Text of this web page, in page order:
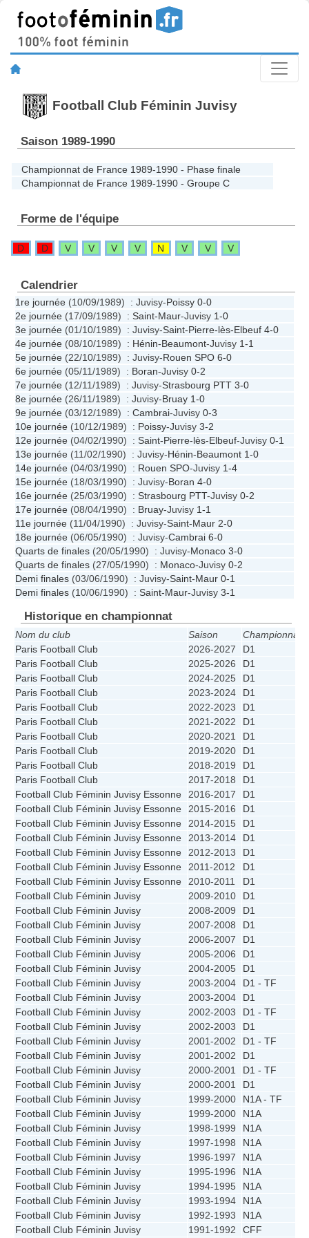
Football Club Féminin Juvisy
Saison 1989-1990
Championnat de France 1989-1990 - Phase finale
Championnat de France 1989-1990 - Groupe C
Forme de l'équipe
D D V V V V N V V V
Calendrier
1re journée (10/09/1989) : Juvisy-Poissy 0-0
2e journée (17/09/1989) : Saint-Maur-Juvisy 1-0
3e journée (01/10/1989) : Juvisy-Saint-Pierre-lès-Elbeuf 4-0
4e journée (08/10/1989) : Hénin-Beaumont-Juvisy 1-1
5e journée (22/10/1989) : Juvisy-Rouen SPO 6-0
6e journée (05/11/1989) : Boran-Juvisy 0-2
7e journée (12/11/1989) : Juvisy-Strasbourg PTT 3-0
8e journée (26/11/1989) : Juvisy-Bruay 1-0
9e journée (03/12/1989) : Cambrai-Juvisy 0-3
10e journée (10/12/1989) : Poissy-Juvisy 3-2
12e journée (04/02/1990) : Saint-Pierre-lès-Elbeuf-Juvisy 0-1
13e journée (11/02/1990) : Juvisy-Hénin-Beaumont 1-0
14e journée (04/03/1990) : Rouen SPO-Juvisy 1-4
15e journée (18/03/1990) : Juvisy-Boran 4-0
16e journée (25/03/1990) : Strasbourg PTT-Juvisy 0-2
17e journée (08/04/1990) : Bruay-Juvisy 1-1
11e journée (11/04/1990) : Juvisy-Saint-Maur 2-0
18e journée (06/05/1990) : Juvisy-Cambrai 6-0
Quarts de finales (20/05/1990) : Juvisy-Monaco 3-0
Quarts de finales (27/05/1990) : Monaco-Juvisy 0-2
Demi finales (03/06/1990) : Juvisy-Saint-Maur 0-1
Demi finales (10/06/1990) : Saint-Maur-Juvisy 3-1
Historique en championnat
Nom du club Saison Championnat
Paris Football Club
2026-2027 D1
Paris Football Club
2025-2026 D1
Paris Football Club
2024-2025 D1
Paris Football Club
2023-2024 D1
Paris Football Club
2022-2023 D1
Paris Football Club
2021-2022 D1
Paris Football Club
2020-2021 D1
Paris Football Club
2019-2020 D1
Paris Football Club
2018-2019 D1
Paris Football Club
2017-2018 D1
Football Club Féminin Juvisy Essonne
2016-2017 D1
Football Club Féminin Juvisy Essonne
2015-2016 D1
Football Club Féminin Juvisy Essonne
2014-2015 D1
Football Club Féminin Juvisy Essonne
2013-2014 D1
Football Club Féminin Juvisy Essonne
2012-2013 D1
Football Club Féminin Juvisy Essonne
2011-2012 D1
Football Club Féminin Juvisy Essonne
2010-2011 D1
Football Club Féminin Juvisy
2009-2010 D1
Football Club Féminin Juvisy
2008-2009 D1
Football Club Féminin Juvisy
2007-2008 D1
Football Club Féminin Juvisy
2006-2007 D1
Football Club Féminin Juvisy
2005-2006 D1
Football Club Féminin Juvisy
2004-2005 D1
Football Club Féminin Juvisy
2003-2004 D1 - TF
Football Club Féminin Juvisy
2003-2004 D1
Football Club Féminin Juvisy
2002-2003 D1 - TF
Football Club Féminin Juvisy
2002-2003 D1
Football Club Féminin Juvisy
2001-2002 D1 - TF
Football Club Féminin Juvisy
2001-2002 D1
Football Club Féminin Juvisy
2000-2001 D1 - TF
Football Club Féminin Juvisy
2000-2001 D1
Football Club Féminin Juvisy
1999-2000 N1A - TF
Football Club Féminin Juvisy
1999-2000 N1A
Football Club Féminin Juvisy
1998-1999 N1A
Football Club Féminin Juvisy
1997-1998 N1A
Football Club Féminin Juvisy
1996-1997 N1A
Football Club Féminin Juvisy
1995-1996 N1A
Football Club Féminin Juvisy
1994-1995 N1A
Football Club Féminin Juvisy
1993-1994 N1A
Football Club Féminin Juvisy
1992-1993 N1A
Football Club Féminin Juvisy
1991-1992 CFF